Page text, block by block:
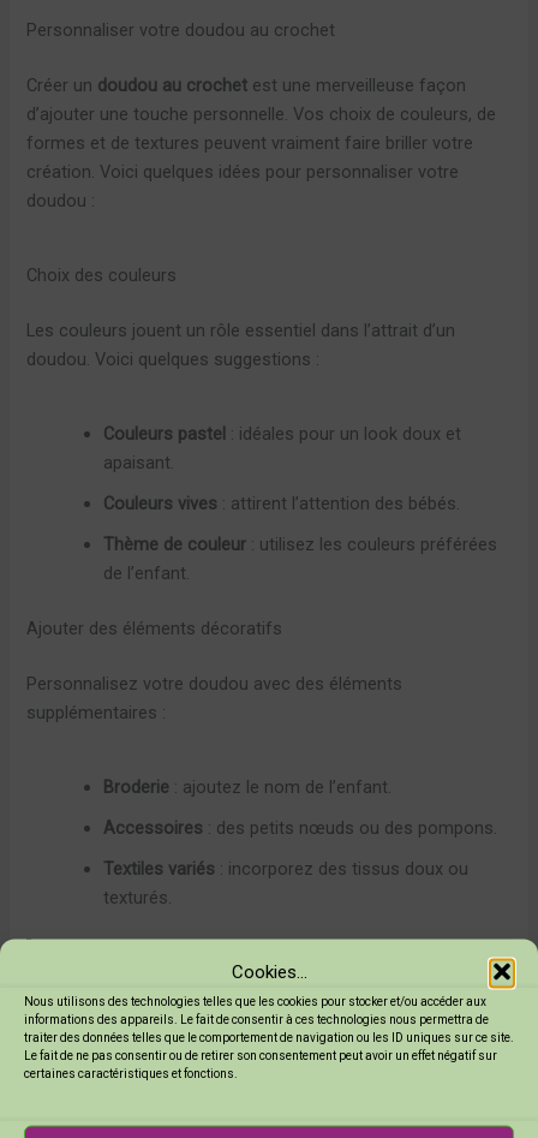
Cookies...
Nous utilisons des technologies telles que les cookies pour stocker et/ou accéder aux
informations des appareils. Le fait de consentir à ces technologies nous permettra de
traiter des données telles que le comportement de navigation ou les ID uniques sur ce site.
Le fait de ne pas consentir ou de retirer son consentement peut avoir un effet négatif sur
certaines caractéristiques et fonctions.
Personnaliser votre doudou au crochet
Créer un doudou au crochet est une merveilleuse façon
d’ajouter une touche personnelle. Vos choix de couleurs, de
formes et de textures peuvent vraiment faire briller votre
création. Voici quelques idées pour personnaliser votre
doudou :
Choix des couleurs
Les couleurs jouent un rôle essentiel dans l’attrait d’un
doudou. Voici quelques suggestions :
Couleurs pastel : idéales pour un look doux et
apaisant.
Couleurs vives : attirent l’attention des bébés.
Thème de couleur : utilisez les couleurs préférées
de l’enfant.
Ajouter des éléments décoratifs
Personnalisez votre doudou avec des éléments
supplémentaires :
Broderie : ajoutez le nom de l’enfant.
Accessoires : des petits nœuds ou des pompons.
Textiles variés : incorporez des tissus doux ou
texturés.
Cet article pourrait vous plaire :
bricolage Pâques enfants pour des moments
créatifs